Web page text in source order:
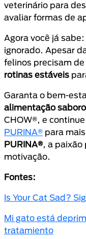
veterinário para
avaliar formas de
Agora você já
ignorado. Apesar
felinos precisam de
rotinas estáveis
Garanta o bem-
alimentação
CHOW®, e
PURINA® para
PURINA®, a paixão
motivação.
Fontes:
Is Your Cat Sad?
Mi gato está
tratamiento